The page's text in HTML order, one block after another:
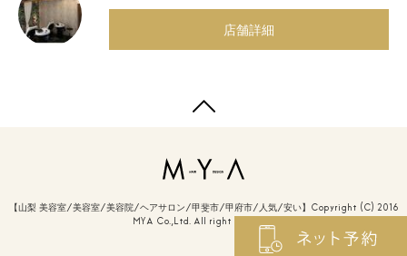
店舗詳細
【山梨 美容室/美容室/美容院/ヘアサロン/甲斐市/甲府市/人気/安い】Copyright (C) 2016
MYA Co.,Ltd. All right reserved